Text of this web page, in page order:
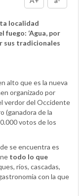
localidad
fuego: ‘Agua, por
sus tradicionales
alto que es la nueva
organizado por
verdor del Occidente
(ganadora de la
votos de los
se encuentra es
todo lo que
ríos, cascadas,
con la que